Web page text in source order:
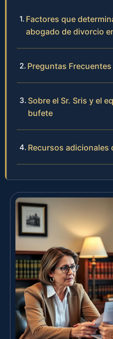
Factores que
abogado de divorcio
Preguntas Frecuentes
Sobre el Sr. Sris y el
bufete
Recursos adicionales